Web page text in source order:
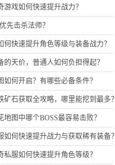
游戏如何快速提升战力？
先击杀法师？
何快速提升角色等级与装备战力？
的天价，普通人如何负担得起？
如何开启？有哪些必备条件？
矿石获取全攻略，哪里能挖到最多？
地图中哪个BOSS最容易击败？
如何快速提升战力与获取稀有装备？
私服如何快速提升角色等级？